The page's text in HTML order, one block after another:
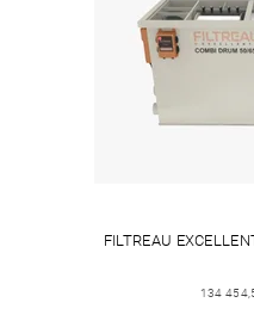
FILTREAU
134